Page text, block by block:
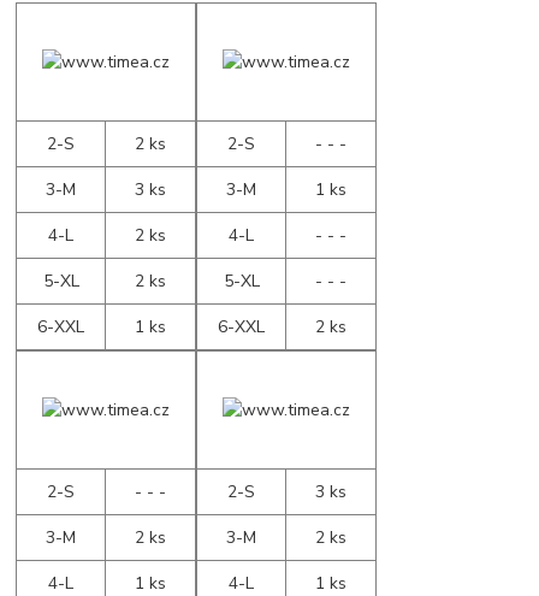
2-S
2 ks
3-M
3 ks
4-L
2 ks
5-XL
2 ks
6-XXL
1 ks
2-S
- - -
3-M
1 ks
4-L
- - -
5-XL
- - -
6-XXL
2 ks
2-S
- - -
3-M
2 ks
4-L
1 ks
2-S
3 ks
3-M
2 ks
4-L
1 ks